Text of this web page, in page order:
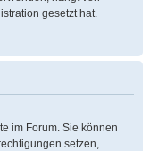
gesetzt hat.
im Forum. Sie können
setzen,